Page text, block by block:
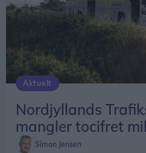
Aktuelt
Nordjyllands
mangler tocifret
Simon Jensen